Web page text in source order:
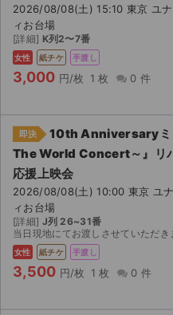
サイト情報
2026/08/08(土) 15:10 東京 ユナ
ィお台場
[詳細] K列2〜7番
女性 紙チケ 手渡し
3,000 円/枚 1 枚 0 件
即決
10th Anniversaryミ
The World Concert～』リ
応援上映会
2026/08/08(土) 10:00 東京 ユ
ィお台場
[詳細] J列 26~31番
当日現地にてお渡しさせていただき
女性 紙チケ 手渡し
3,500 円/枚 1 枚 0 件